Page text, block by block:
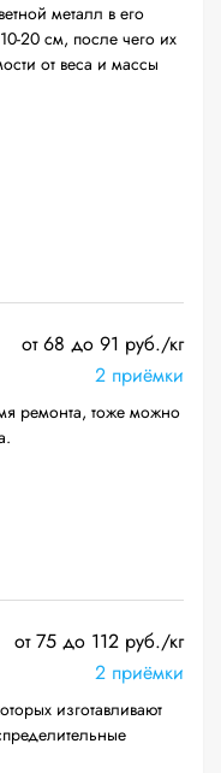
металл в его
20 см, после чего их
от веса и массы
от 68 до 91 руб./кг
2 приёмки
ремонта, тоже можно
от 75 до 112 руб./кг
2 приёмки
изготавливают